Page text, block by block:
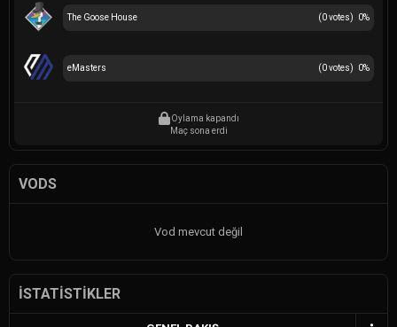
(0votes) 0%
The Goose House
(0votes) 0%
eMasters
Oylama kapandı
Maç sona erdi
VODS
Vod mevcut değil
İSTATISTIKLER